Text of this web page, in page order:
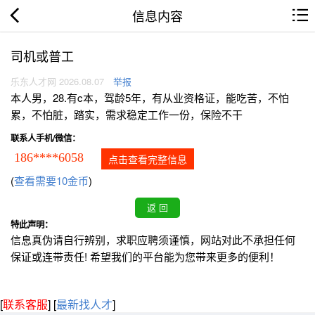
信息内容
司机或普工
乐东人才网 2026.08.07 举报
本人男，28.有c本，驾龄5年，有从业资格证，能吃苦，不怕
累，不怕脏，踏实，需求稳定工作一份，保险不干
联系人手机/微信：
186****6058 点击查看完整信息
(查看需要10金币)
特此声明：
信息真伪请自行辨别，求职应聘须谨慎，网站对此不承担任何
保证或连带责任! 希望我们的平台能为您带来更多的便利！
[联系客服] [最新找人才]